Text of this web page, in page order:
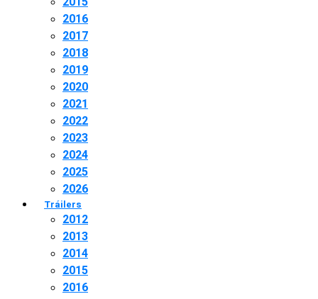
2016
2017
2018
2019
2020
2021
2022
2023
2024
2025
2026
Tráilers
2012
2013
2014
2015
2016